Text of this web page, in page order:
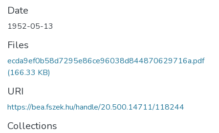
Date
1952-05-13
Files
ecda9ef0b58d7295e86ce96038d844870629716a.pdf
(166.33 KB)
URI
https://bea.fszek.hu/handle/20.500.14711/118244
Collections